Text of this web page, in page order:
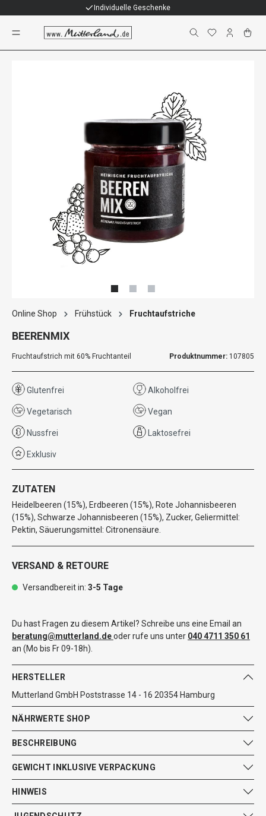
Individuelle Geschenke
Online Shop Frühstück Fruchtaufstriche
BEERENMIX
Fruchtaufstrich mit 60% Fruchtanteil Produktnummer: 107805
Glutenfrei Alkoholfrei
Vegetarisch Vegan
Nussfrei Laktosefrei
Exklusiv
ZUTATEN
Heidelbeeren (15%), Erdbeeren (15%), Rote Johannisbeeren
(15%), Schwarze Johannisbeeren (15%), Zucker, Geliermittel:
Pektin, Säuerungsmittel: Citronensäure.
VERSAND & RETOURE
Versandbereit in: 3-5 Tage
Du hast Fragen zu diesem Artikel? Schreibe uns eine Email an
beratung@mutterland.deoder rufe uns unter 040 4711 350 61
an (Mo bis Fr 09-18h).
HERSTELLER
Mutterland GmbH Poststrasse 14 - 16 20354 Hamburg
NÄHRWERTE SHOP
BESCHREIBUNG
GEWICHT INKLUSIVE VERPACKUNG
HINWEIS